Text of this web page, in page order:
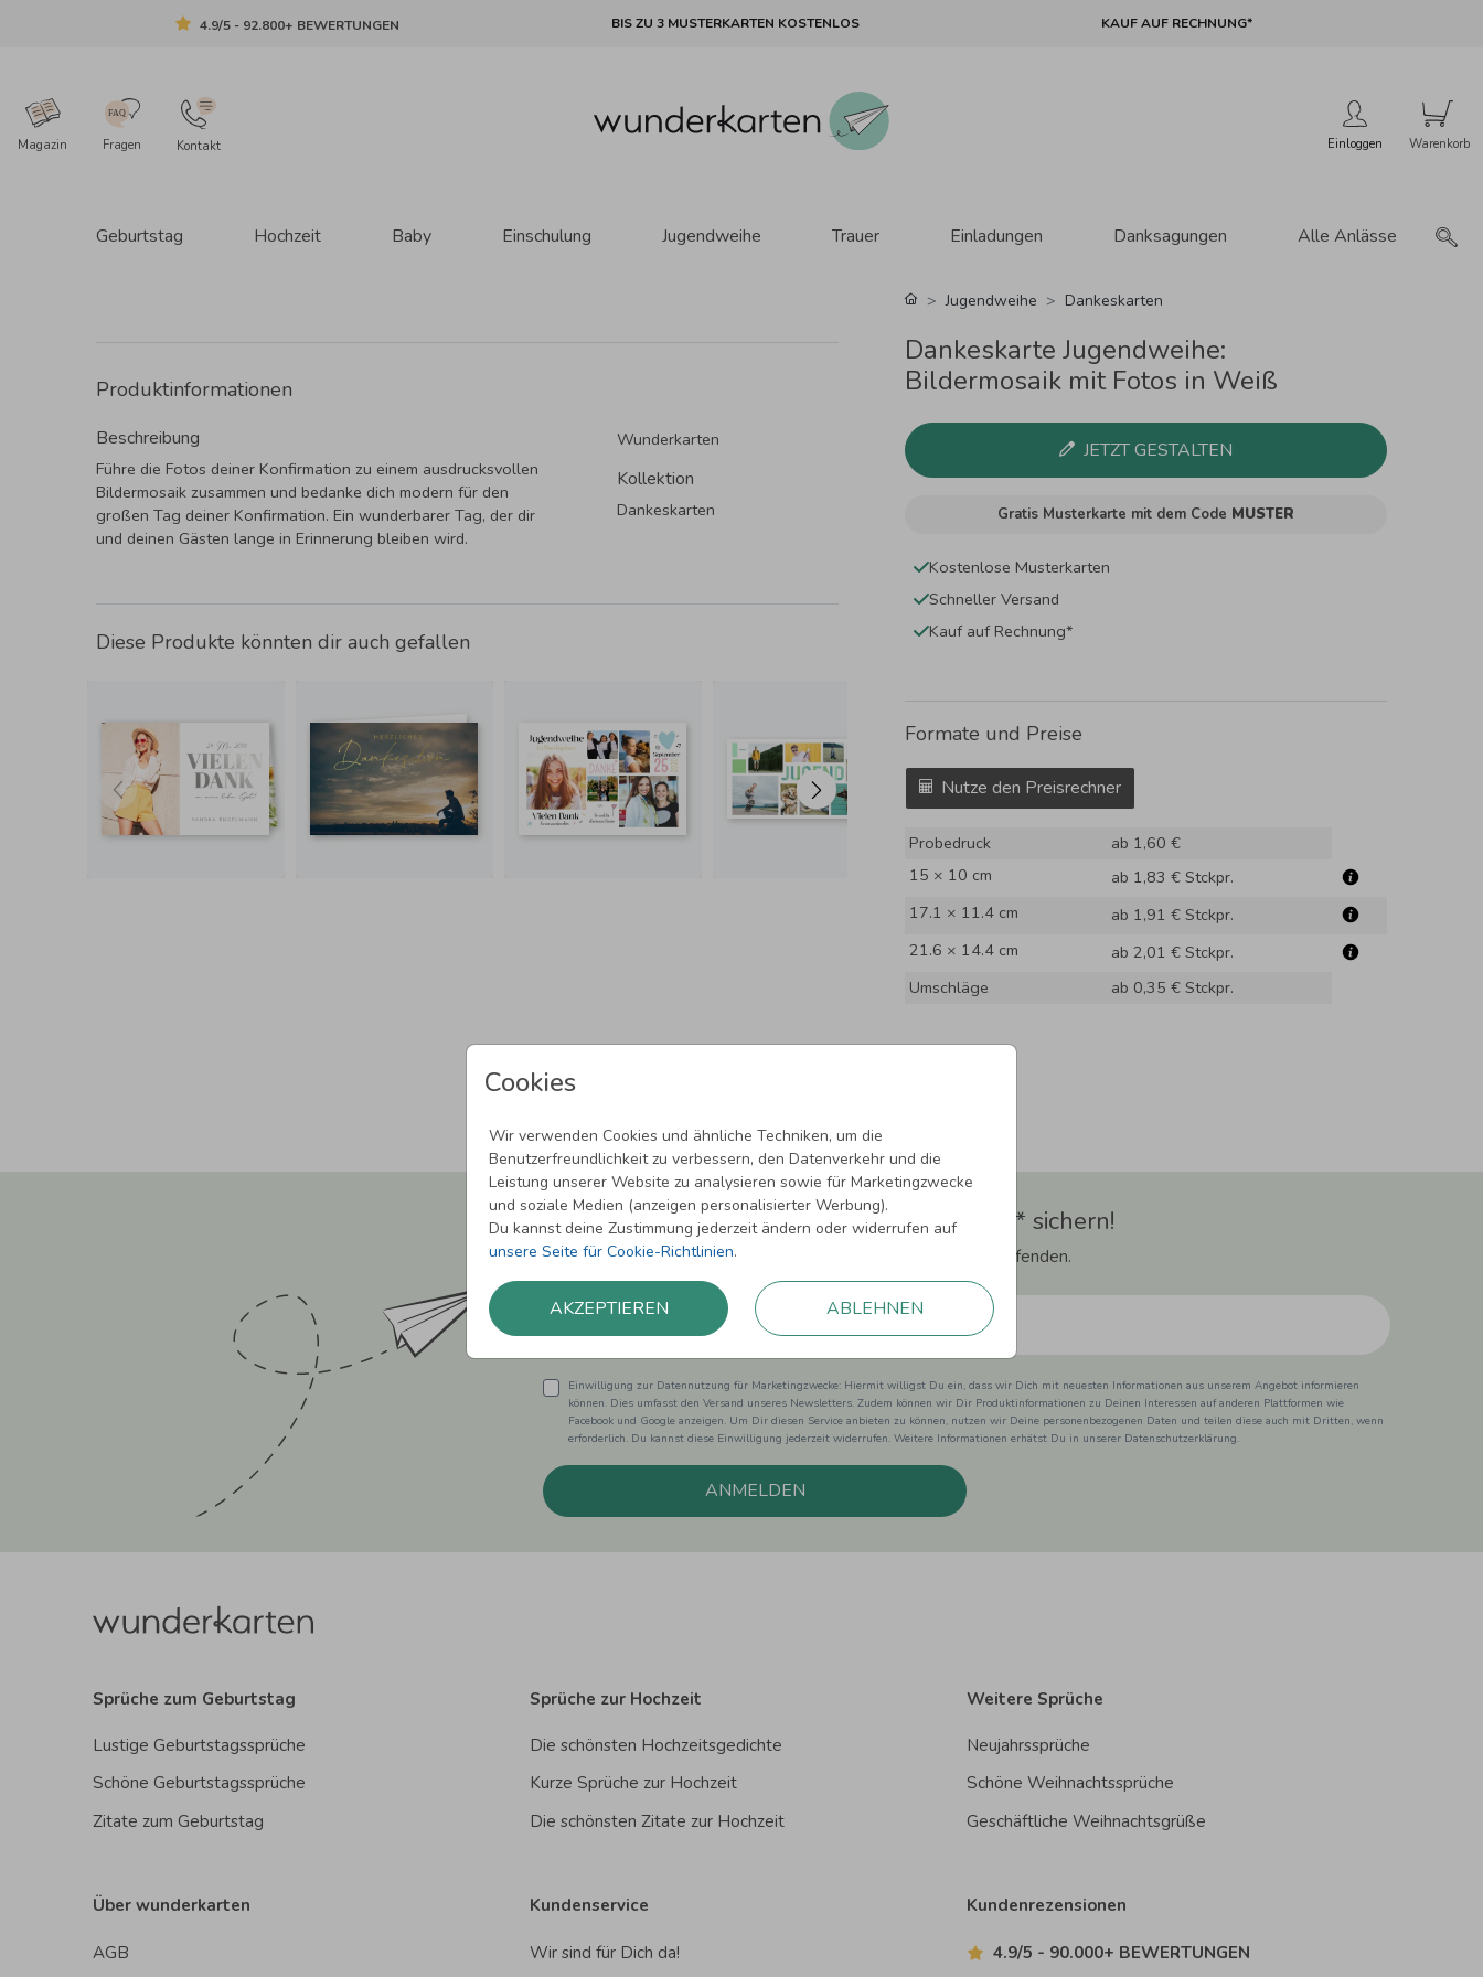
4.9/5 - 92.800+ BEWERTUNGEN BIS ZU 3 MUSTERKARTEN KOSTENLOS KAUF AUF RECHNUNG*
Magazin Fragen Kontakt Einloggen
Geburtstag Hochzeit Baby Einschulung Jugendweihe Trauer Einladungen Danksagungen Alle Anlässe
Cookies
Wir verwenden Cookies und ähnliche Techniken, um die
Benutzerfreundlichkeit zu verbessern, den Datenverkehr und die
Leistung unserer Website zu analysieren sowie für Marketingzwecke
und soziale Medien (anzeigen personalisierter Werbung).
Du kannst deine Zustimmung jederzeit ändern oder widerrufen auf
unsere Seite für Cookie-Richtlinien.
AKZEPTIEREN ABLEHNEN
Produktinformationen
Beschreibung
Führe die Fotos deiner Konfirmation zu einem ausdrucksvollen
Bildermosaik zusammen und bedanke dich modern für den
großen Tag deiner Konfirmation. Ein wunderbarer Tag, der dir
und deinen Gästen lange in Erinnerung bleiben wird.
Wunderkarten
Kollektion
Dankeskarten
Diese Produkte könnten dir auch gefallen
Jugendweihe Dankeskarten
Dankeskarte Jugendweihe:
Bildermosaik mit Fotos in Weiß
JETZT GESTALTEN
Gratis Musterkarte mit dem Code MUSTER
Kostenlose Musterkarten
Schneller Versand
Kauf auf Rechnung*
Formate und Preise
Nutze den Preisrechner
Probedruck
ab 1,60 €
15 × 10 cm
ab 1,83 € Stckpr.
17.1 × 11.4 cm
ab 1,91 € Stckpr.
21.6 × 14.4 cm
ab 2,01 € Stckpr.
Umschläge
ab 0,35 € Stckpr.
Newsletter abonnieren und 5,00 € Rabatt** sichern!
Melde Dich zu unserem Newsletter an und bleibe auf dem Laufenden.
Einwilligung zur Datennutzung für Marketingzwecke: Hiermit willigst Du ein, dass wir Dich mit neuesten Informationen aus unserem Angebot informieren
können. Dies umfasst den Versand unseres Newsletters. Zudem können wir Dir Produktinformationen zu Deinen Interessen auf anderen Plattformen wie
Facebook und Google anzeigen. Um Dir diesen Service anbieten zu können, nutzen wir Deine personenbezogenen Daten und teilen diese auch mit Dritten, wenn
erforderlich. Du kannst diese Einwilligung jederzeit widerrufen. Weitere Informationen erhätst Du in unserer Datenschutzerklärung.
ANMELDEN
Sprüche zum Geburtstag
Lustige Geburtstagssprüche
Schöne Geburtstagssprüche
Zitate zum Geburtstag
Sprüche zur Hochzeit
Die schönsten Hochzeitsgedichte
Kurze Sprüche zur Hochzeit
Die schönsten Zitate zur Hochzeit
Weitere Sprüche
Neujahrssprüche
Schöne Weihnachtssprüche
Geschäftliche Weihnachtsgrüße
Über wunderkarten
AGB
Kundenservice
Wir sind für Dich da!
Kundenrezensionen
4.9/5 - 90.000+ BEWERTUNGEN